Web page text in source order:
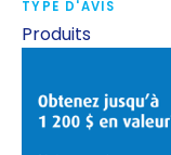
TYPE D'AVIS
Produits